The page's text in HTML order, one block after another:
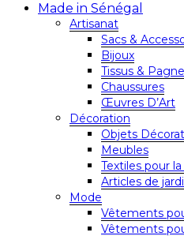
Made in Sénégal
Artisanat
Sacs &
Bijoux
Tissus &
Chaussures
Œuvres D’Art
Décoration
Objets
Meubles
Textiles pour
Articles de
Mode
Vêtements
Vêtements